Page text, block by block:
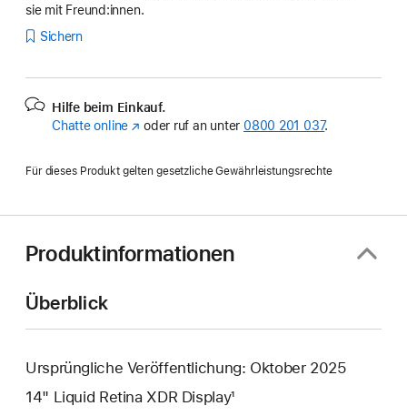
sie mit Freund:innen.
Sichern
Hilfe beim Einkauf.
Chatte online (Öffnet
Fenster)
oder ruf an unter 0800 201 037.
Für dieses Produkt gelten gesetzliche Gewährleistungsrechte
Produktinformationen
Überblick
Ursprüngliche Veröffentlichung: Oktober 2025
14" Liquid Retina XDR Display¹